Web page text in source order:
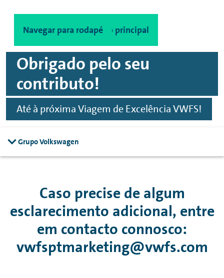
Navegar para conteúdo principal
Navegar para rodapé
Obrigado pelo seu
contributo!
Até à próxima Viagem de Excelência VWFS!
Grupo Volkswagen
Caso precise de algum
esclarecimento adicional, entre
em contacto connosco:
vwfsptmarketing@vwfs.com